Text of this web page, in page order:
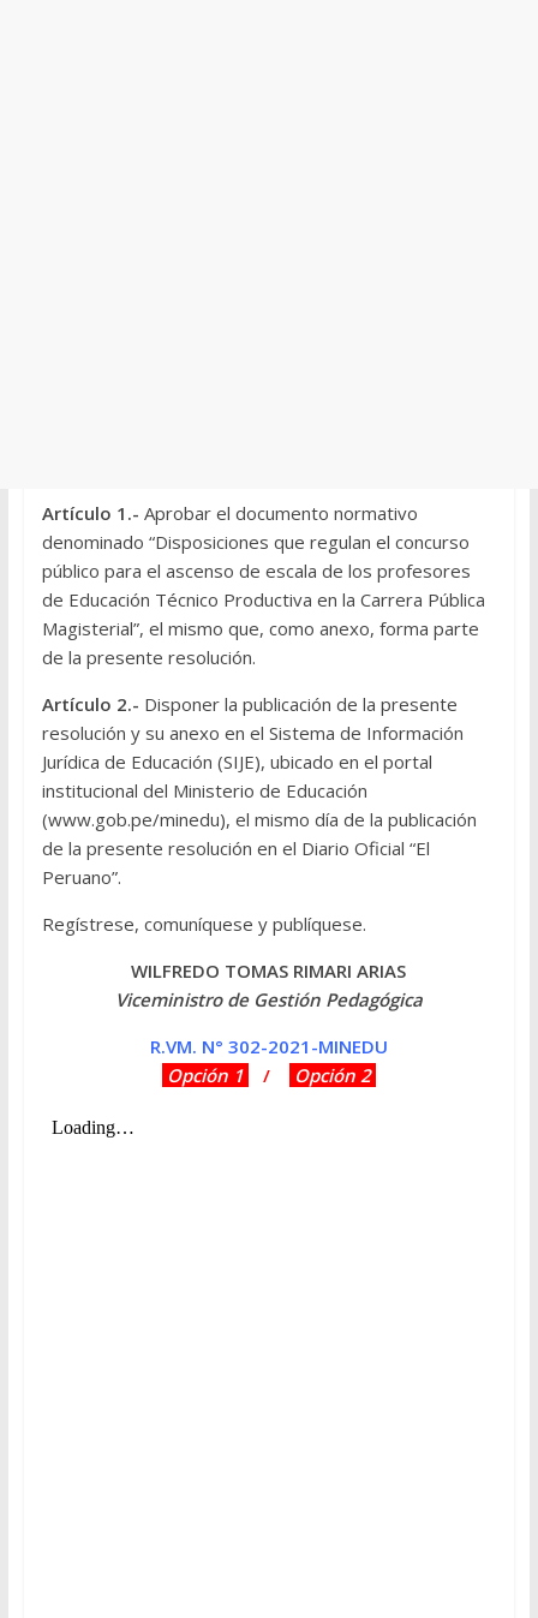
Artículo 1.- Aprobar el documento normativo
denominado “Disposiciones que regulan el concurso
público para el ascenso de escala de los profesores
de Educación Técnico Productiva en la Carrera Pública
Magisterial”, el mismo que, como anexo, forma parte
de la presente resolución.
Artículo 2.- Disponer la publicación de la presente
resolución y su anexo en el Sistema de Información
Jurídica de Educación (SIJE), ubicado en el portal
institucional del Ministerio de Educación
(www.gob.pe/minedu), el mismo día de la publicación
de la presente resolución en el Diario Oficial “El
Peruano”.
Regístrese, comuníquese y publíquese.
WILFREDO TOMAS RIMARI ARIAS
Viceministro de Gestión Pedagógica
R.VM. N° 302-2021-MINEDU
Opción 1
/ Opción 2